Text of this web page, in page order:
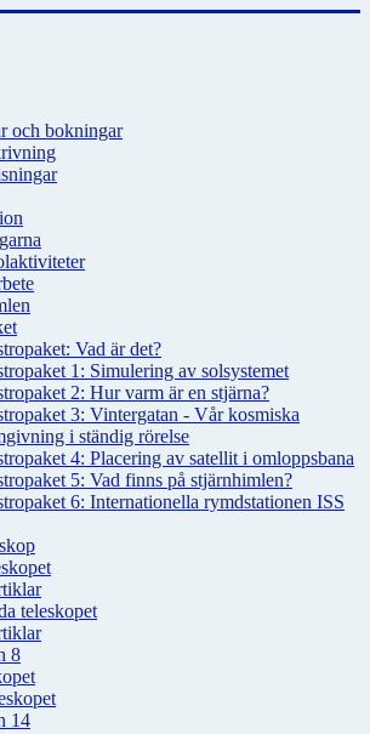
och bokningar
Vad är det?
1: Simulering av solsystemet
2: Hur varm är en stjärna?
3: Vintergatan - Vår kosmiska
i ständig rörelse
4: Placering av satellit i omloppsbana
5: Vad finns på stjärnhimlen?
6: Internationella rymdstationen ISS
teleskopet
8
14